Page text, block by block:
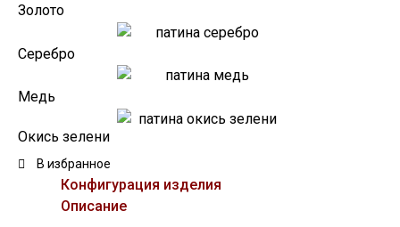
Золото
Серебро
Медь
Окись зелени
В избранное
Конфигурация изделия
Описание